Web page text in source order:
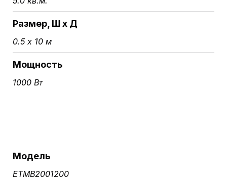
Размер, Ш х Д
0.5 х 10 м
Мощность
1000 Вт
Модель
ETMB2001200